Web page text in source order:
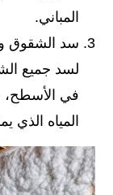
المباني.
سد الشقوق
لسد جميع
في الأسطح،
المياه الذي